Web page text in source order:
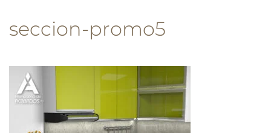
seccion-promo5